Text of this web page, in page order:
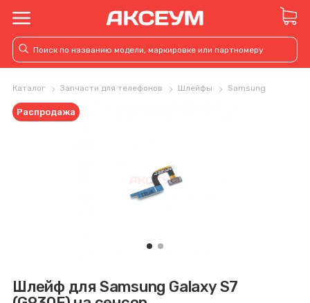
Каталог Запчасти для телефонов Шлейфы Samsung
Шлейф для Samsung Galaxy S7
Распродажа